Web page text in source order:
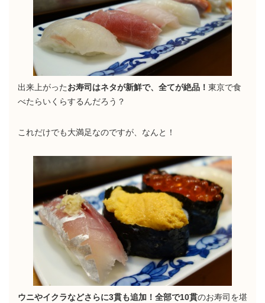
出来上がったお寿司はネタが新鮮で、全てが絶品！ 東京で食
べたらいくらするんだろう？
これだけでも大満足なのですが、なんと！
ウニやイクラなどさらに3貫も追加！全部で10貫のお寿司を堪